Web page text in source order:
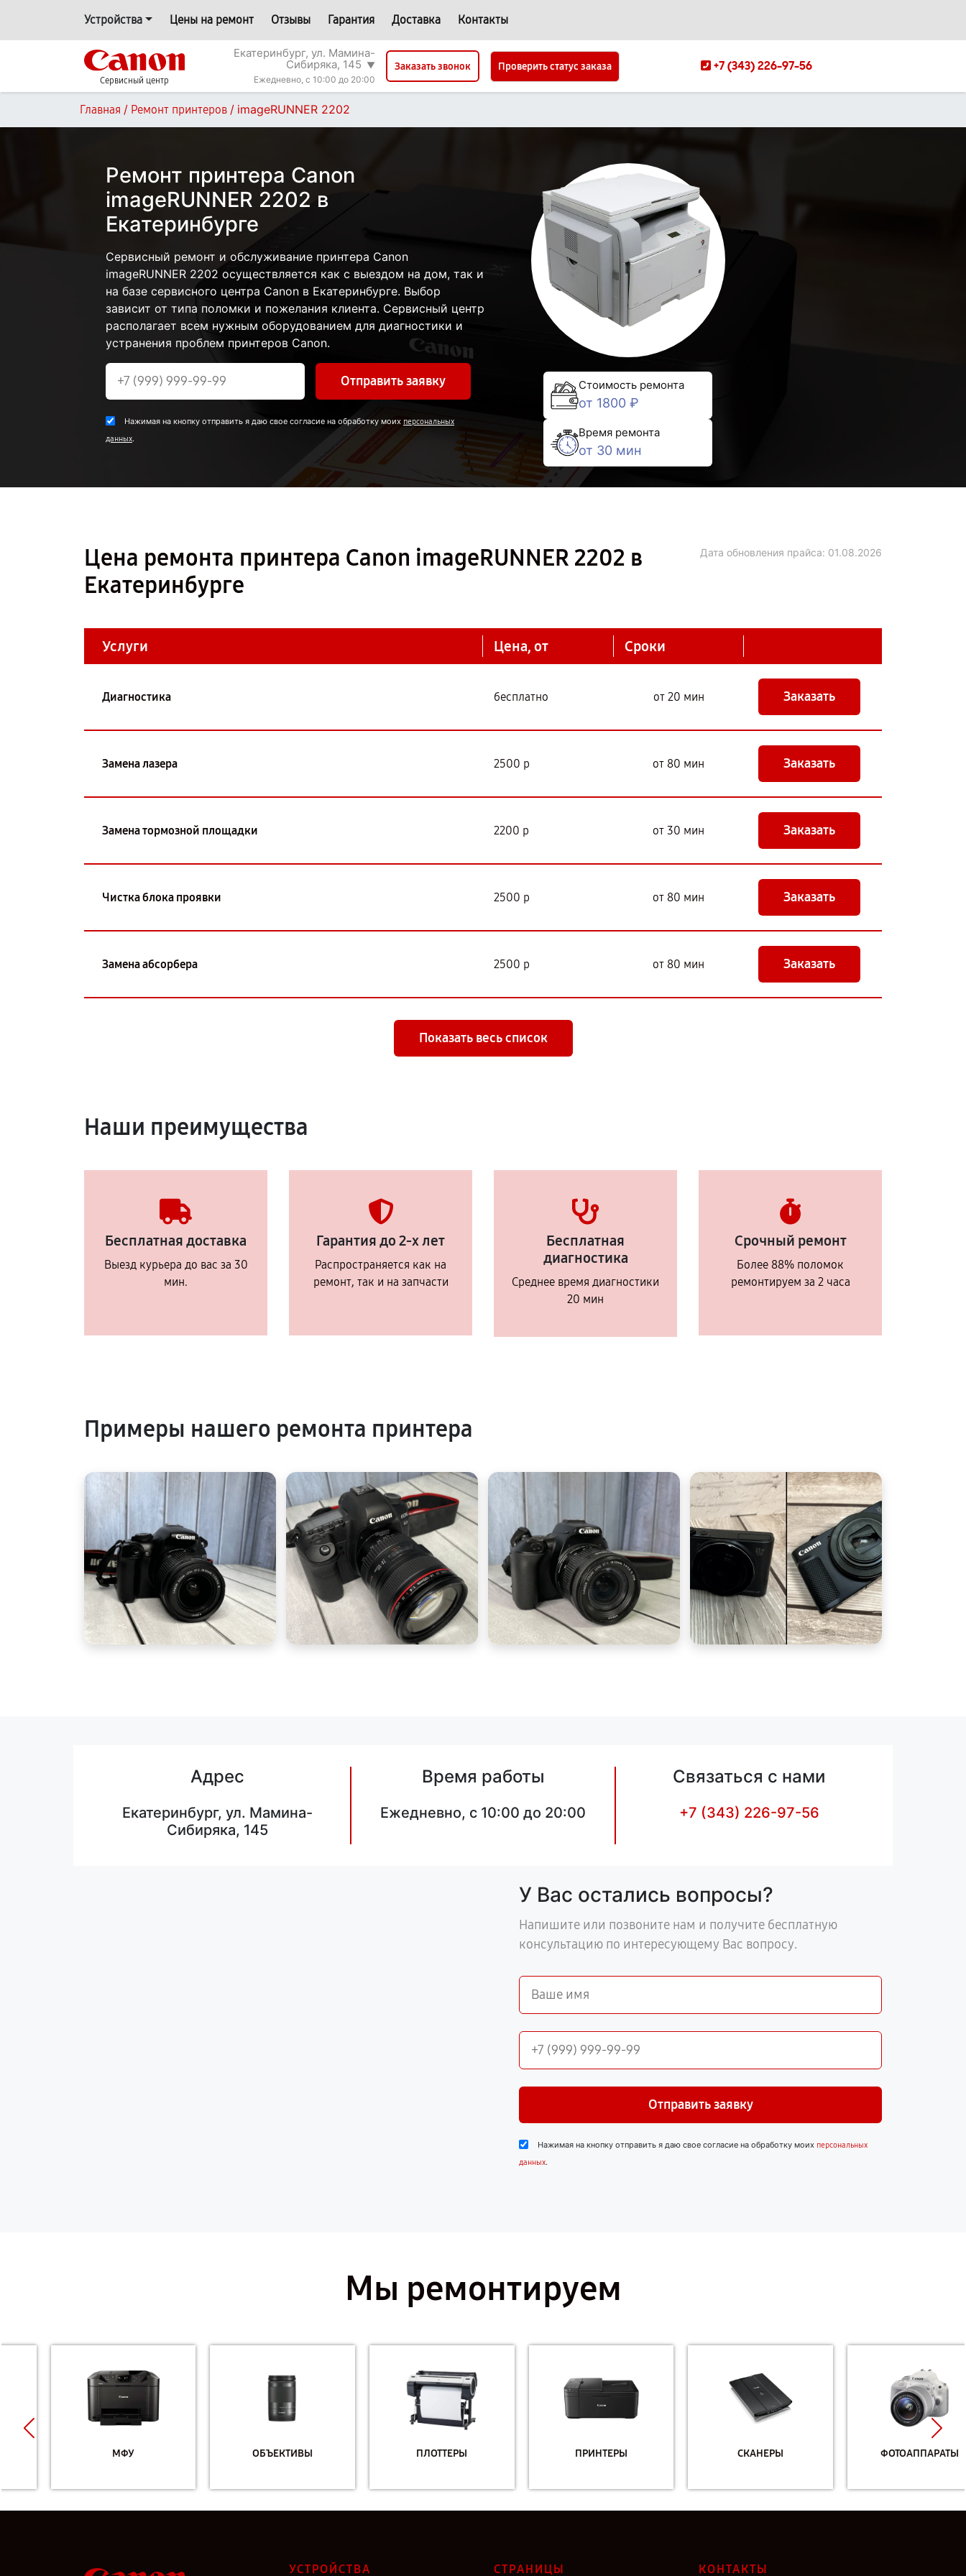
Устройства Цены на ремонт Отзывы Гарантия Доставка Контакты
Сервисный центр
Екатеринбург, ул. Мамина-
Сибиряка, 145 ▼
Ежедневно, с 10:00 до 20:00
Заказать звонок Проверить статус заказа +7 (343) 226-97-56
Главная / Ремонт принтеров / imageRUNNER 2202
Ремонт принтера Canon
imageRUNNER 2202 в
Екатеринбурге
Сервисный ремонт и обслуживание принтера Canon
imageRUNNER 2202 осуществляется как с выездом на дом, так и
на базе сервисного центра Canon в Екатеринбурге. Выбор
зависит от типа поломки и пожелания клиента. Сервисный центр
располагает всем нужным оборудованием для диагностики и
устранения проблем принтеров Canon.
Отправить заявку
Нажимая на кнопку отправить я даю свое согласие на обработку моих персональных
данных.
Стоимость ремонта
от 1800 ₽
Время ремонта
от 30 мин
Цена ремонта принтера Canon imageRUNNER 2202 в
Екатеринбурге
Дата обновления прайса: 01.08.2026
Услуги Цена, от Сроки
Диагностика бесплатно от 20 мин Заказать
Замена лазера 2500 р от 80 мин Заказать
Замена тормозной площадки 2200 р от 30 мин Заказать
Чистка блока проявки 2500 р от 80 мин Заказать
Замена абсорбера 2500 р от 80 мин Заказать
Показать весь список
Наши преимущества
Бесплатная доставка
Выезд курьера до вас за 30
мин.
Гарантия до 2-х лет
Распространяется как на
ремонт, так и на запчасти
Бесплатная
диагностика
Среднее время диагностики
20 мин
Срочный ремонт
Более 88% поломок
ремонтируем за 2 часа
Примеры нашего ремонта принтера
Адрес
Екатеринбург, ул. Мамина-
Сибиряка, 145
Время работы
Ежедневно, с 10:00 до 20:00
Связаться с нами
+7 (343) 226-97-56
У Вас остались вопросы?
Напишите или позвоните нам и получите бесплатную
консультацию по интересующему Вас вопросу.
Отправить заявку
Нажимая на кнопку отправить я даю свое согласие на обработку моих персональных
данных.
Мы ремонтируем
ОБЪЕКТИВЫ ПЛОТТЕРЫ ПРИНТЕРЫ СКАНЕРЫ ФОТОАППАРАТЫ
УСТРОЙСТВА СТРАНИЦЫ КОНТАКТЫ